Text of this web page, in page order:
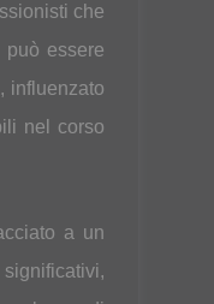
che
essere
influenzato
nel corso
a un
significativi,